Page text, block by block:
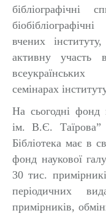
вчених
активну участь
всеукраїнських
семінарах
На сьогодні фонд
ім. В.Є. Таїрова”
Бібліотека має в
фонд наукової
30 тис.
періодичних
примірників,